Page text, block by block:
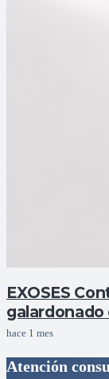
EXOSES
galardonado
hace 1 mes
Atención